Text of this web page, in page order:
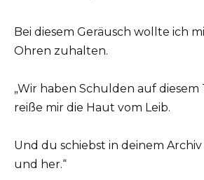
Bei diesem Geräusch wollte ich
Ohren zuhalten.
„Wir haben Schulden auf diesem
reiße mir die Haut vom Leib.
Und du schiebst in deinem
und her.“